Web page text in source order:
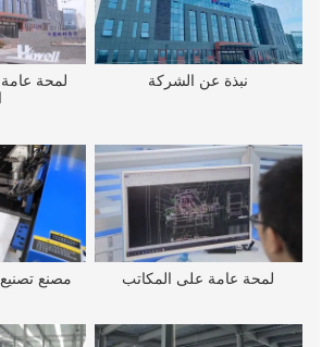
نبذة عن الشركة
لمحة
لمحة عامة على المكاتب مصنع تصنيع